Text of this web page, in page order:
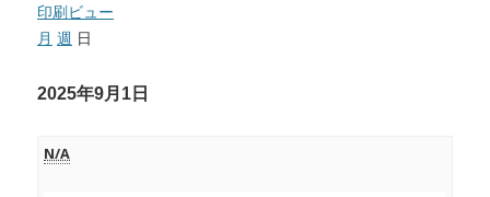
印刷ビュー
月 週 日
2025年9月1日
N/A